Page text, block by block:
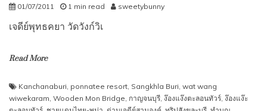
01/07/2011 1 min read sweetybunny
เจดีย์พุทธคยา วัดวังก์วิเ
Read More
Kanchanaburi, ponnatee resort, Sangkhla Buri, wat wang
wiwekaram, Wooden Mon Bridge, กาญจนบุรี, ง๊องแง๊งตะลอนทัวร์, ง๊องแง๊ะ